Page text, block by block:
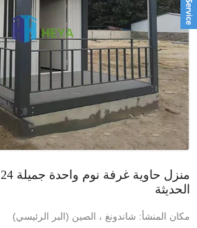
الحديثة
مكان المنشأ: شاندونغ ، الصين (البر الرئيسي)